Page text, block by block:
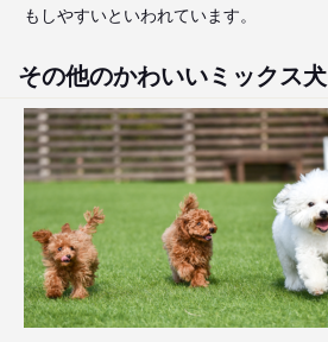
もしやすいといわれています。
その他のかわいいミックス犬